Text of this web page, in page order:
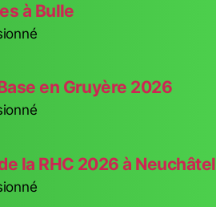
à Bulle
en Gruyère 2026
la RHC 2026 à Neuchâtel